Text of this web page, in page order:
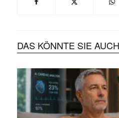
DAS KÖNNTE SIE